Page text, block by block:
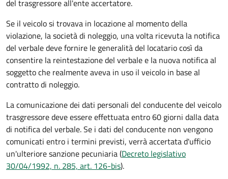
del trasgressore all'ente accertatore.
Se il veicolo si trovava in locazione al momento della
violazione, la società di noleggio, una volta ricevuta la notifica
del verbale deve fornire le generalità del locatario così da
consentire la reintestazione del verbale e la nuova notifica al
soggetto che realmente aveva in uso il veicolo in base al
contratto di noleggio.
La comunicazione dei dati personali del conducente del veicolo
trasgressore deve essere effettuata entro 60 giorni dalla data
di notifica del verbale.Se i dati del conducente non vengono
comunicati entro i termini previsti, verrà accertata d'ufficio
un'ulteriore sanzione pecuniaria (Decreto legislativo
30/04/1992, n. 285, art. 126-bis).